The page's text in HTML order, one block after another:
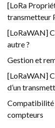
[LoRa
transmetteur
[LoRaWAN]
autre ?
Gestion et
[LoRaWAN]
d’un
Compatibilité
compteurs